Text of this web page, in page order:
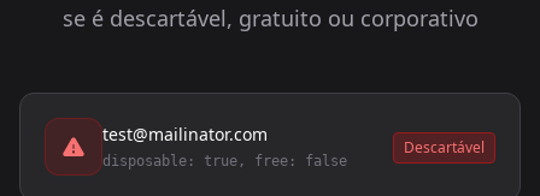
se é descartável, gratuito ou corporativo
test@mailinator.com
disposable: true, free: false
Descartável